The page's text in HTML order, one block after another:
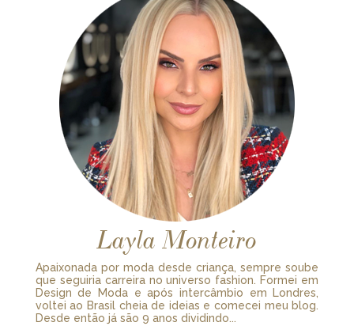
Layla Monteiro
Apaixonada por moda desde criança, sempre soube
que seguiria carreira no universo fashion. Formei em
Design de Moda e após intercâmbio em Londres,
voltei ao Brasil cheia de ideias e comecei meu blog.
Desde então já são 9 anos dividindo...